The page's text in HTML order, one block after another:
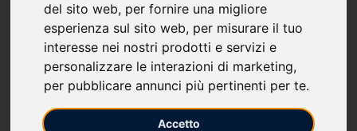
del sito web, per fornire una migliore
esperienza sul sito web, per misurare il tuo
interesse nei nostri prodotti e servizi e
personalizzare le interazioni di marketing,
per pubblicare annunci più pertinenti per te.
Accetto
Compatibilità help
(0)bookmark_borderupload Condividi
Los equipos seleccionados presentarán sus proyectos de
innovación en sostenibilidad en la final que tendrá lugar el 18